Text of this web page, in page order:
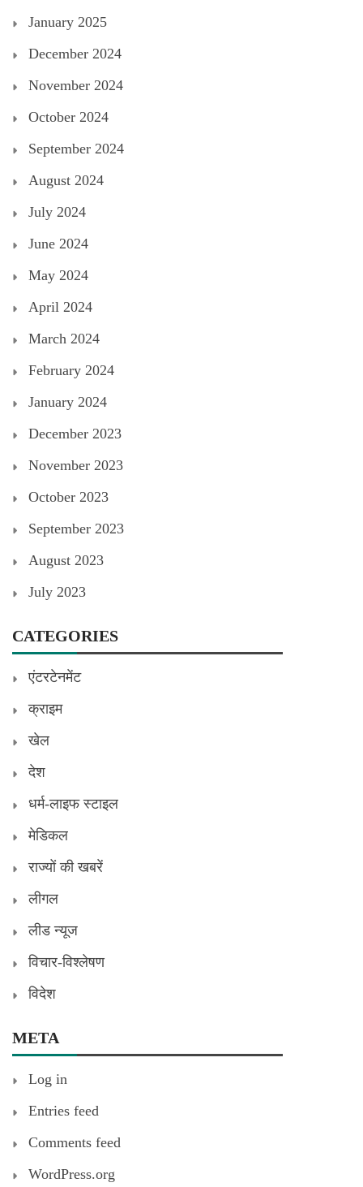
January 2025
December 2024
November 2024
October 2024
September 2024
August 2024
July 2024
June 2024
May 2024
April 2024
March 2024
February 2024
January 2024
December 2023
November 2023
October 2023
September 2023
August 2023
July 2023
CATEGORIES
एंटरटेनमेंट
क्राइम
खेल
देश
धर्म-लाइफ स्टाइल
मेडिकल
राज्यों की खबरें
लीगल
लीड न्यूज
विचार-विश्लेषण
विदेश
META
Log in
Entries feed
Comments feed
WordPress.org